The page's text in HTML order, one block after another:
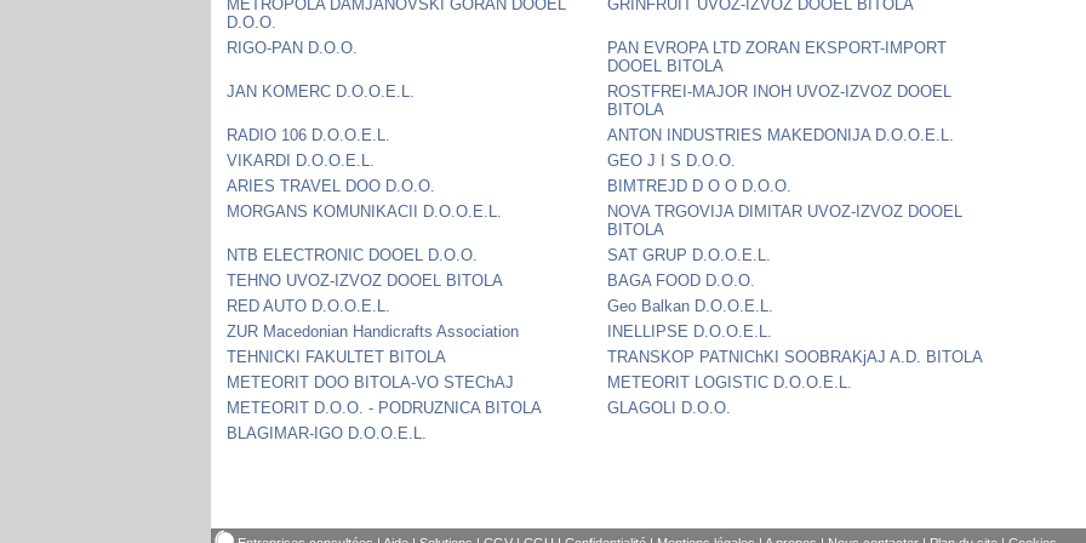
METROPOLA DAMJANOVSKI GORAN DOOEL
D.O.O.
GRINFRUIT UVOZ-IZVOZ DOOEL BITOLA
RIGO-PAN D.O.O.
PAN EVROPA LTD ZORAN EKSPORT-IMPORT
DOOEL BITOLA
JAN KOMERC D.O.O.E.L.
ROSTFREI-MAJOR INOH UVOZ-IZVOZ DOOEL
BITOLA
RADIO 106 D.O.O.E.L.
ANTON INDUSTRIES MAKEDONIJA D.O.O.E.L.
VIKARDI D.O.O.E.L.
GEO J I S D.O.O.
ARIES TRAVEL DOO D.O.O.
BIMTREJD D O O D.O.O.
MORGANS KOMUNIKACII D.O.O.E.L.
NOVA TRGOVIJA DIMITAR UVOZ-IZVOZ DOOEL
BITOLA
NTB ELECTRONIC DOOEL D.O.O.
SAT GRUP D.O.O.E.L.
TEHNO UVOZ-IZVOZ DOOEL BITOLA
BAGA FOOD D.O.O.
RED AUTO D.O.O.E.L.
Geo Balkan D.O.O.E.L.
ZUR Macedonian Handicrafts Association
INELLIPSE D.O.O.E.L.
TEHNICKI FAKULTET BITOLA
TRANSKOP PATNIChKI SOOBRAKjAJ A.D. BITOLA
METEORIT DOO BITOLA-VO STEChAJ
METEORIT LOGISTIC D.O.O.E.L.
METEORIT D.O.O. - PODRUZNICA BITOLA
GLAGOLI D.O.O.
BLAGIMAR-IGO D.O.O.E.L.